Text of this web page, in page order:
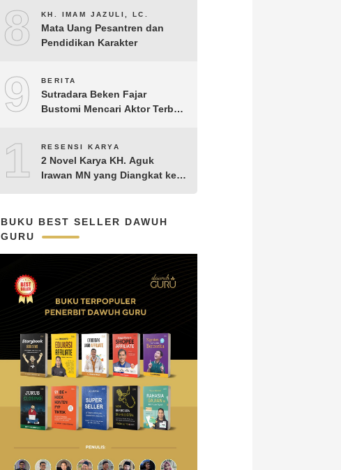
8 KH. IMAM JAZULI, LC.
Mata Uang Pesantren dan
Pendidikan Karakter
9 BERITA
Sutradara Beken Fajar
Bustomi Mencari Aktor Terbaik
KH. Hasyim Asy’ari karya KH.
Aguk Irawan MN
10RESENSI KARYA
2 Novel Karya KH. Aguk
Irawan MN yang Diangkat ke
BUKU BEST SELLER DAWUH
GURU